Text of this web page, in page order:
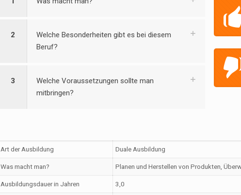
2
Welche Besonderheiten gibt es bei diesem
Beruf?
3
Welche Voraussetzungen sollte man
mitbringen?
Art der Ausbildung Duale Ausbildung
Was macht man? Planen und Herstellen von Produkten,
Ausbildungsdauer in Jahren 3,0